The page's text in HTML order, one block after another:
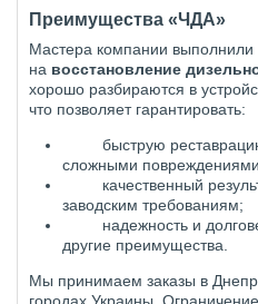
Преимущества «ЧДА»
Мастера компании выполнили
на восстановление
хорошо разбираются в
что позволяет гарантировать:
быструю
сложными
качественный
заводским требованиям;
надежность и
другие преимущества.
Мы принимаем заказы в
городах Украины.